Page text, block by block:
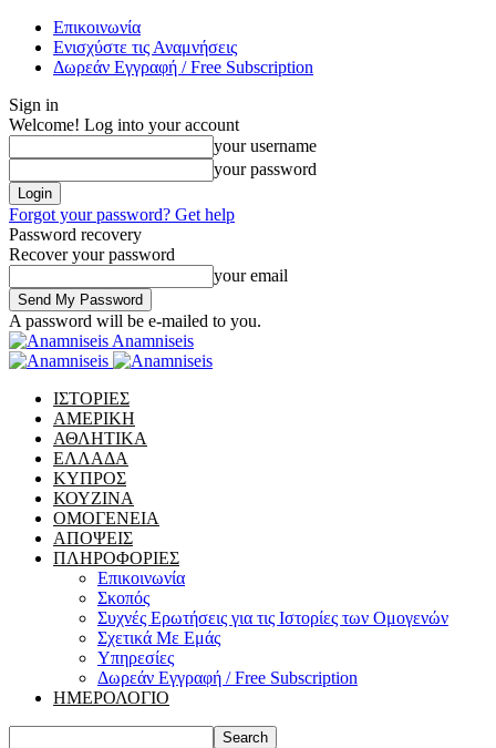
Επικοινωνία
Ενισχύστε τις Αναμνήσεις
Δωρεάν Εγγραφή / Free Subscription
Sign in
Welcome! Log into your account
your username
your password
Forgot your password? Get help
Password recovery
Recover your password
your email
A password will be e-mailed to you.
Anamniseis
ΙΣΤΟΡΙΕΣ
ΑΜΕΡΙΚΗ
ΑΘΛΗΤΙΚΑ
ΕΛΛΑΔΑ
ΚΥΠΡΟΣ
ΚΟΥΖΙΝΑ
ΟΜΟΓΕΝΕΙΑ
ΑΠΟΨΕΙΣ
ΠΛΗΡΟΦΟΡΙΕΣ
Επικοινωνία
Σκοπός
Συχνές Ερωτήσεις για τις Ιστορίες των Ομογενών
Σχετικά Με Εμάς
Υπηρεσίες
Δωρεάν Εγγραφή / Free Subscription
ΗΜΕΡΟΛΟΓΙΟ